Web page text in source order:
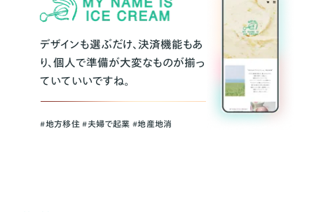
デザインも選ぶだけ、決済機能もあ
り、個人で準備が大変なものが揃っ
ていていいですね。
#地方移住 #夫婦で起業 #地産地消